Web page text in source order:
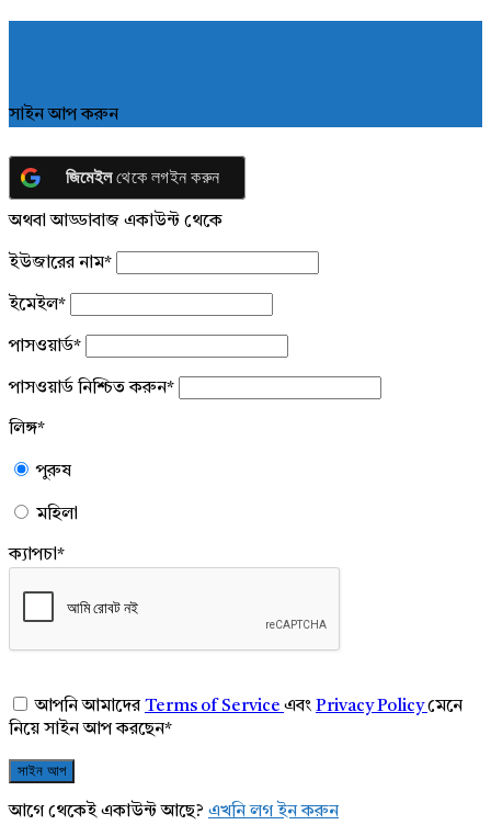
সাইন আপ করুন
জিমেইলথেকে লগইন করুন
অথবা আড্ডাবাজ একাউন্ট থেকে
ইউজারের নাম*
ইমেইল*
পাসওয়ার্ড*
পাসওয়ার্ড নিশ্চিত করুন*
লিঙ্গ*
পুরুষ
মহিলা
ক্যাপচা*
আপনি আমাদেরTerms of Service এবং Privacy Policyমেনে
নিয়ে সাইন আপ করছেন*
আগে থেকেই একাউন্ট আছে? এখনি লগ ইন করুন